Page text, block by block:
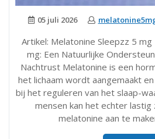
05 juli 2026
Artikel: Melatonine Sleepzz 5
mg: Een Natuurlijke
Nachtrust Melatonine is een
het lichaam wordt aangemaakt
bij het reguleren van het slaap-
mensen kan het echter lastig
melatonine aan te